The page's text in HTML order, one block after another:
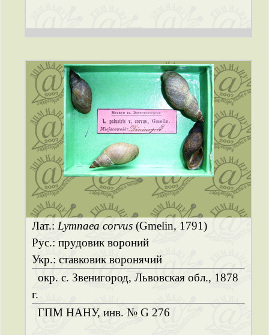
Лат.: Lymnaea corvus(Gmelin, 1791)
Рус.: прудовик вороний
Укр.: ставковик воронячий
окр. с. Звенигород, Львовская обл., 1878
г.
ГПМ НАНУ, инв. № G 276